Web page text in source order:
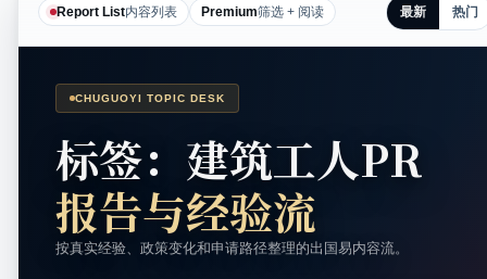
Report List内容列表 Premium筛选 + 阅读 最新 热门
CHUGUOYI TOPIC DESK
标签：建筑工人PR
报告与经验流
按真实经验、政策变化和申请路径整理的出国易内容流。